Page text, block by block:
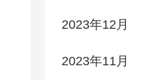
2023年12月
2023年11月